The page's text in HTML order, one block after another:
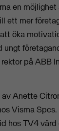
en
ett mer
öka
ungt
på ABB
Anette
Visma
hos TV4 värd